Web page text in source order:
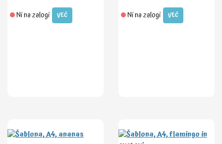
Ni na zalogi VEČ Ni na zalogi VEČ